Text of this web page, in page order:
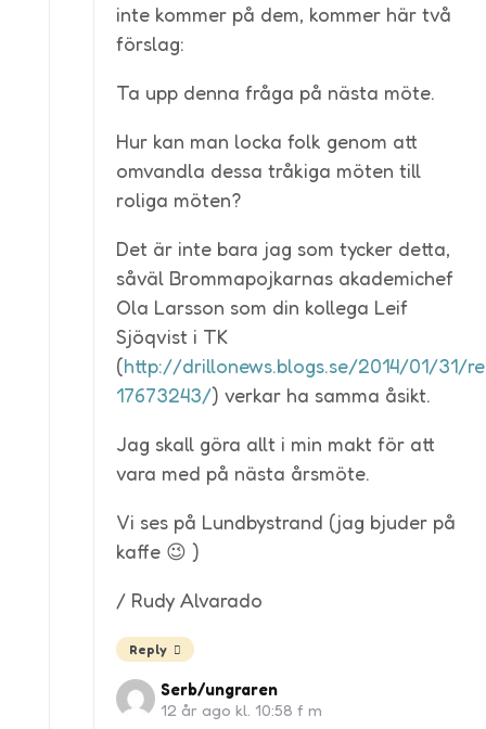
inte kommer på dem, kommer här två
förslag:
Ta upp denna fråga på nästa möte.
Hur kan man locka folk genom att
omvandla dessa tråkiga möten till
roliga möten?
Det är inte bara jag som tycker detta,
såväl Brommapojkarnas akademichef
Ola Larsson som din kollega Leif
Sjöqvist i TK
(http://drillonews.blogs.se/2014/01/31/
17673243/) verkar ha samma åsikt.
Jag skall göra allt i min makt för att
vara med på nästa årsmöte.
Vi ses på Lundbystrand (jag bjuder på
kaffe 😉 )
/ Rudy Alvarado
Reply
Serb/ungraren
12 år ago kl. 10:58 f m